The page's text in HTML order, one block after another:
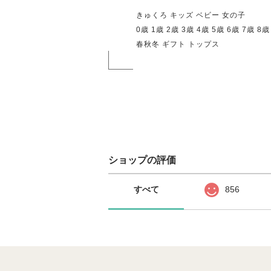
きゅくろ キッズ ベビー 女の子
0歳 1歳 2歳 3歳 4歳 5歳 6歳 7歳 8歳
春秋冬 ギフト トップス
ショップの評価
すべて 856